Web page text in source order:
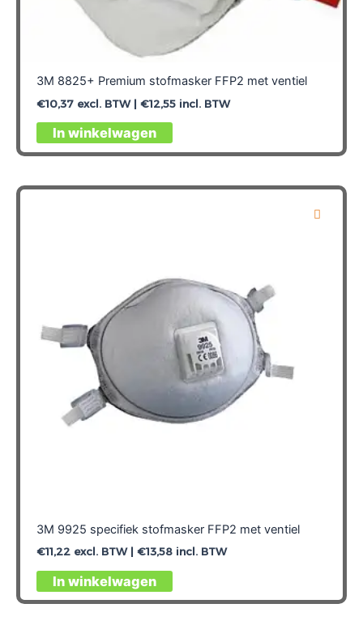
3M 8825+ Premium stofmasker FFP2 met ventiel
€10,37excl. BTW | €12,55incl. BTW
In winkelwagen
3M 9925 specifiek stofmasker FFP2 met ventiel
€11,22excl. BTW | €13,58incl. BTW
In winkelwagen